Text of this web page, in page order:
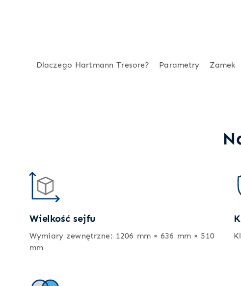
Dlaczego Hartmann Tresore? Parametry Zamek
Wielkość sejfu
Wymiary zewnętrzne: 1206 mm × 636 mm × 510
mm